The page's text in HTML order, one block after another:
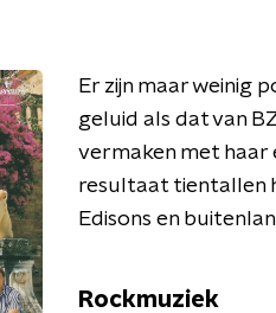
Er zijn maar weinig
geluid als dat van
vermaken met haar
resultaat tientallen
Edisons en
Rockmuziek